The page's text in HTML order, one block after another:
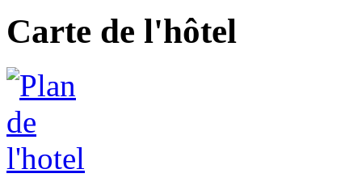
Carte de l'hôtel